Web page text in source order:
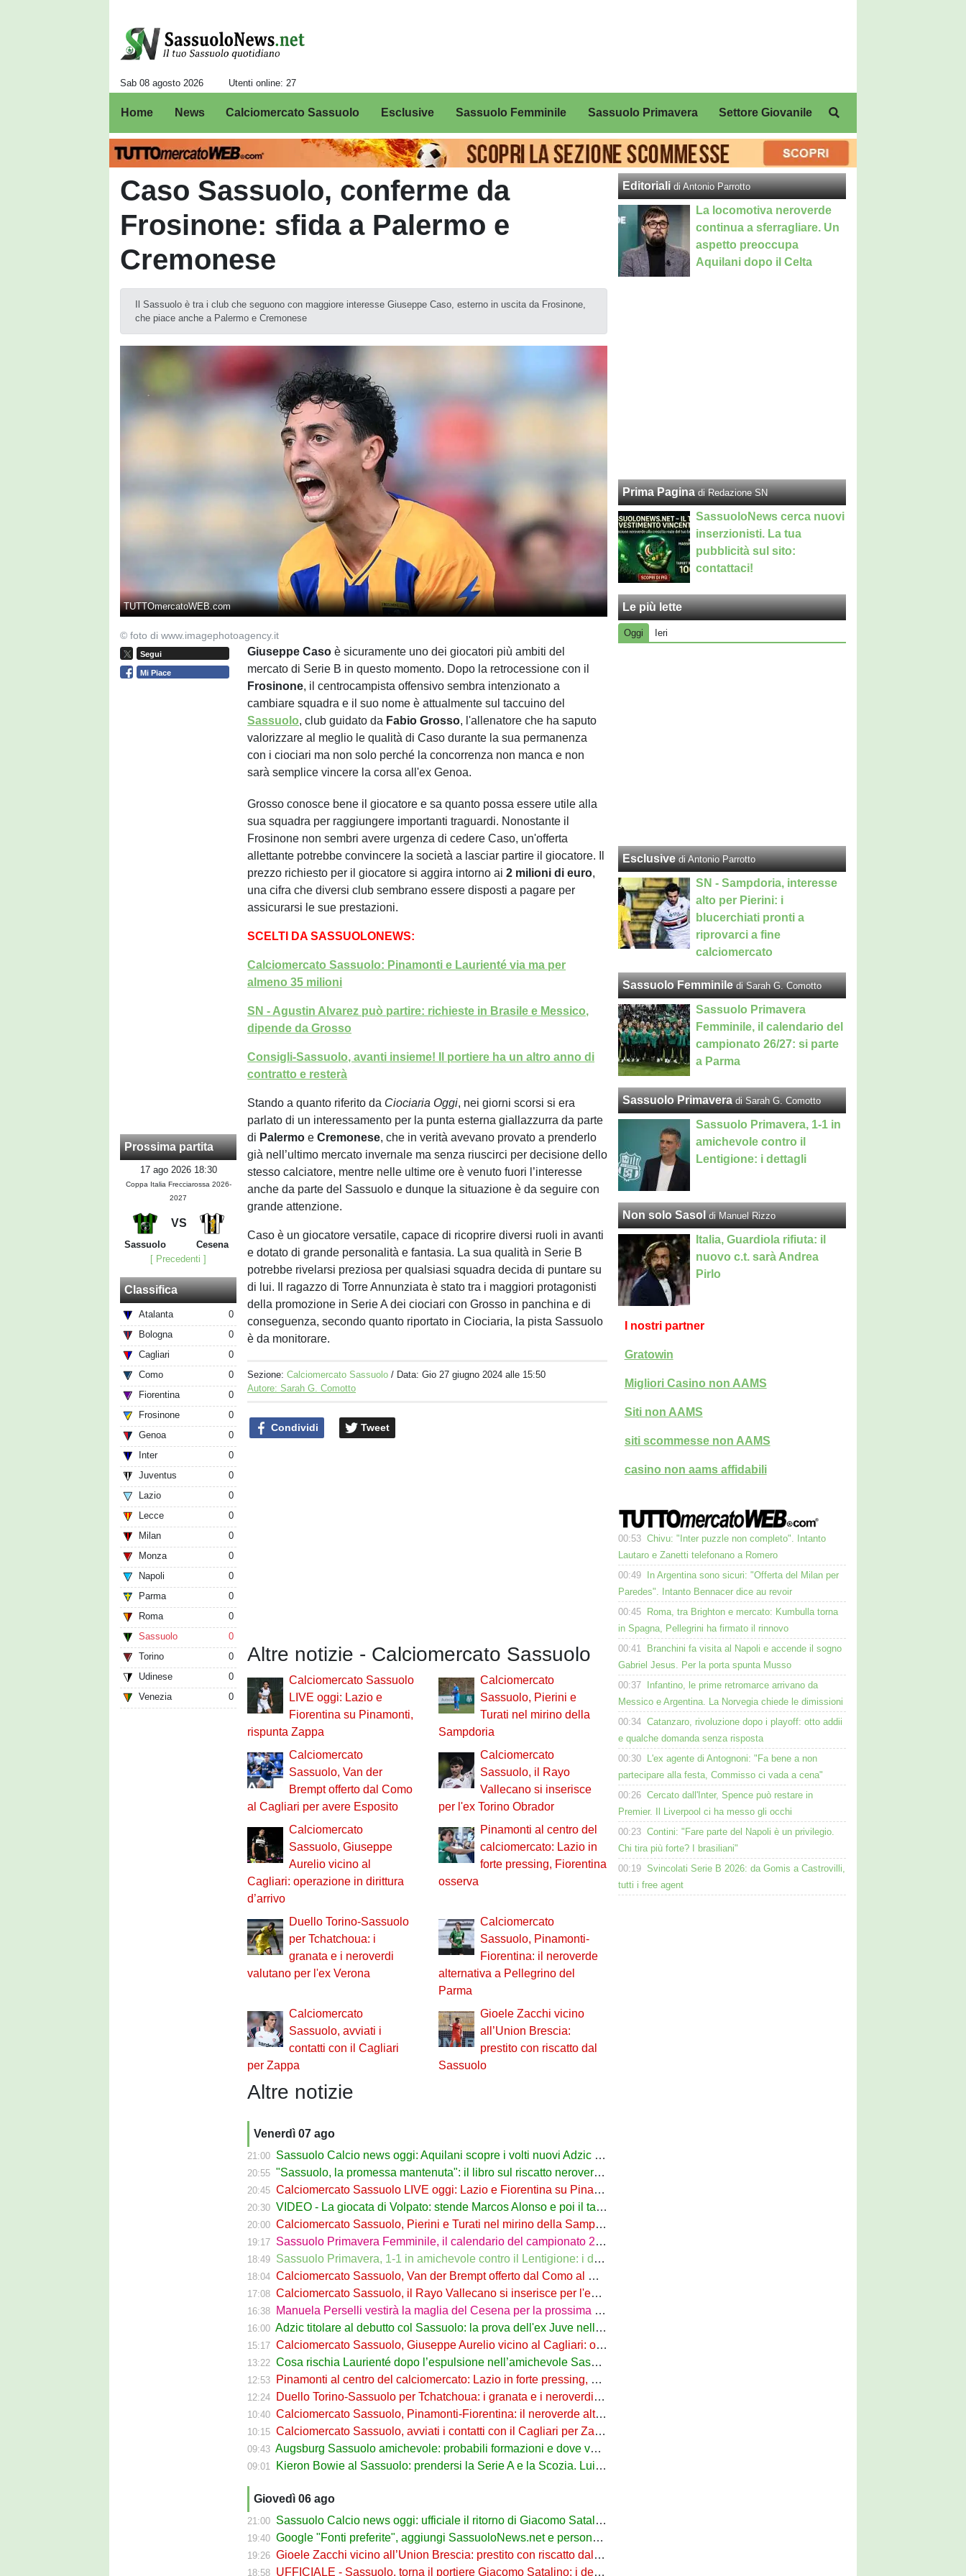
Sab 08 agosto 2026 Utenti online: 27
Home News Calciomercato Sassuolo Esclusive Sassuolo Femminile Sassuolo Primavera Settore Giovanile
Caso Sassuolo, conferme da
Frosinone: sfida a Palermo e
Cremonese
Il Sassuolo è tra i club che seguono con maggiore interesse Giuseppe Caso, esterno in uscita da Frosinone,
che piace anche a Palermo e Cremonese
TUTTOmercatoWEB.com
© foto di www.imagephotoagency.it
Segui
Mi Piace
Prossima partita
17 ago 2026 18:30
Coppa Italia Frecciarossa 2026-
2027
VS
Sassuolo
Cesena
[ Precedenti ]
Classifica
Atalanta
0
Bologna
0
Cagliari
0
Como
0
Fiorentina
0
Frosinone
0
Genoa
0
Inter
0
Juventus
0
Lazio
0
Lecce
0
Milan
0
Monza
0
Napoli
0
Parma
0
Roma
0
Sassuolo
0
Torino
0
Udinese
0
Venezia
0
Giuseppe Caso è sicuramente uno dei giocatori più ambiti del
mercato di Serie B in questo momento. Dopo la retrocessione con il
Frosinone, il centrocampista offensivo sembra intenzionato a
cambiare squadra e il suo nome è attualmente sul taccuino del
Sassuolo, club guidato da Fabio Grosso, l'allenatore che ha saputo
valorizzare al meglio le qualità di Caso durante la sua permanenza
con i ciociari ma non solo perché la concorrenza non manca e non
sarà semplice vincere la corsa all'ex Genoa.
Grosso conosce bene il giocatore e sa quanto possa essere utile alla
sua squadra per raggiungere importanti traguardi. Nonostante il
Frosinone non sembri avere urgenza di cedere Caso, un'offerta
allettante potrebbe convincere la società a lasciar partire il giocatore. Il
prezzo richiesto per il giocatore si aggira intorno ai2 milioni di euro,
una cifra che diversi club sembrano essere disposti a pagare per
assicurarsi le sue prestazioni.
SCELTI DA SASSUOLONEWS:
Calciomercato Sassuolo: Pinamonti e Laurienté via ma per
almeno 35 milioni
SN - Agustin Alvarez può partire: richieste in Brasile e Messico,
dipende da Grosso
Consigli-Sassuolo, avanti insieme! Il portiere ha un altro anno di
contratto e resterà
Stando a quanto riferito da Ciociaria Oggi, nei giorni scorsi si era
parlato di un interessamento per la punta esterna giallazzurra da parte
di Palermo eCremonese, che in verità avevano provato a prenderlo
già nell’ultimo mercato invernale ma senza riuscirci per decisione dello
stesso calciatore, mentre nelle ultime ore è venuto fuori l’interesse
anche da parte del Sassuolo e dunque la situazione è da seguire con
grande attenzione.
Caso è un giocatore versatile, capace di ricoprire diversi ruoli in avanti
e dotato di grande personalità e fantasia. La sua qualità in Serie B
potrebbe rivelarsi preziosa per qualsiasi squadra decida di puntare su
di lui. I
l ragazzo di Torre Annunziata è stato tra i maggiori protagonisti
della promozione in Serie A dei ciociari con Grosso in panchina e di
conseguenza, secondo quanto riportato in Ciociaria, la pista Sassuolo
è da monitorare.
Sezione:Calciomercato Sassuolo / Data:Gio 27 giugno 2024 alle 15:50
Autore: Sarah G. Comotto
Condividi Tweet
Altre notizie - Calciomercato Sassuolo
Calciomercato Sassuolo
LIVE oggi: Lazio e
Fiorentina su Pinamonti,
rispunta Zappa
Calciomercato
Sassuolo, Pierini e
Turati nel mirino della
Sampdoria
Calciomercato
Sassuolo, Van der
Brempt offerto dal Como
al Cagliari per avere Esposito
Calciomercato
Sassuolo, il Rayo
Vallecano si inserisce
per l'ex Torino Obrador
Calciomercato
Sassuolo, Giuseppe
Aurelio vicino al
Cagliari: operazione in dirittura
d’arrivo
Pinamonti al centro del
calciomercato: Lazio in
forte pressing, Fiorentina
osserva
Duello Torino-Sassuolo
per Tchatchoua: i
granata e i neroverdi
valutano per l'ex Verona
Calciomercato
Sassuolo, Pinamonti-
Fiorentina: il neroverde
alternativa a Pellegrino del
Parma
Calciomercato
Sassuolo, avviati i
contatti con il Cagliari
per Zappa
Gioele Zacchi vicino
all’Union Brescia:
prestito con riscatto dal
Sassuolo
Altre notizie
Venerdì 07 ago
21:00 Sassuolo Calcio news oggi: Aquilani scopre i volti nuovi Adzic e Bowie
20:55 "Sassuolo, la promessa mantenuta": il libro sul riscatto neroverde su Amazon e in libreria
20:45 Calciomercato Sassuolo LIVE oggi: Lazio e Fiorentina su Pinamonti, rispunta Zappa
20:30 VIDEO - La giocata di Volpato: stende Marcos Alonso e poi il tacco per il gol di Bakola
20:00 Calciomercato Sassuolo, Pierini e Turati nel mirino della Sampdoria
19:17 Sassuolo Primavera Femminile, il calendario del campionato 26/27: si parte a Parma
18:49 Sassuolo Primavera, 1-1 in amichevole contro il Lentigione: i dettagli
18:04 Calciomercato Sassuolo, Van der Brempt offerto dal Como al Cagliari per avere Esposito
17:08 Calciomercato Sassuolo, il Rayo Vallecano si inserisce per l'ex Torino Obrador
16:38 Manuela Perselli vestirà la maglia del Cesena per la prossima stagione
16:00 Adzic titolare al debutto col Sassuolo: la prova dell'ex Juve nell'1-4 col Celta
15:17 Calciomercato Sassuolo, Giuseppe Aurelio vicino al Cagliari: operazione in dirittura d’arrivo
13:22 Cosa rischia Laurienté dopo l’espulsione nell’amichevole Sassuolo-Celta Vigo
12:53 Pinamonti al centro del calciomercato: Lazio in forte pressing, Fiorentina osserva
12:24 Duello Torino-Sassuolo per Tchatchoua: i granata e i neroverdi valutano per l'ex Verona
10:40 Calciomercato Sassuolo, Pinamonti-Fiorentina: il neroverde alternativa a Pellegrino del Parma
10:15 Calciomercato Sassuolo, avviati i contatti con il Cagliari per Zappa
09:43 Augsburg Sassuolo amichevole: probabili formazioni e dove vederla in tv e streaming
09:01 Kieron Bowie al Sassuolo: prendersi la Serie A e la Scozia. Lui o Pinamonti: chi sarà titolare
Giovedì 06 ago
21:00 Sassuolo Calcio news oggi: ufficiale il ritorno di Giacomo Satalino a un mese dall'addio
19:40 Google "Fonti preferite", aggiungi SassuoloNews.net e personalizza le tue notizie
19:26 Gioele Zacchi vicino all’Union Brescia: prestito con riscatto dal Sassuolo
18:58 UFFICIALE - Sassuolo, torna il portiere Giacomo Satalino: i dettagli
Editoriali di Antonio Parrotto
La locomotiva neroverde
continua a sferragliare. Un
aspetto preoccupa
Aquilani dopo il Celta
Prima Pagina di Redazione SN
SassuoloNews cerca nuovi
inserzionisti. La tua
pubblicità sul sito:
contattaci!
Le più lette
Oggi Ieri
Esclusive di Antonio Parrotto
SN - Sampdoria, interesse
alto per Pierini: i
blucerchiati pronti a
riprovarci a fine
calciomercato
Sassuolo Femminile di Sarah G. Comotto
Sassuolo Primavera
Femminile, il calendario del
campionato 26/27: si parte
a Parma
Sassuolo Primavera di Sarah G. Comotto
Sassuolo Primavera, 1-1 in
amichevole contro il
Lentigione: i dettagli
Non solo Sasol di Manuel Rizzo
Italia, Guardiola rifiuta: il
nuovo c.t. sarà Andrea
Pirlo
I nostri partner
Gratowin
Migliori Casino non AAMS
Siti non AAMS
siti scommesse non AAMS
casino non aams affidabili
00:53 Chivu: "Inter puzzle non completo". Intanto
Lautaro e Zanetti telefonano a Romero
00:49
In Argentina sono sicuri: "Offerta del Milan per
Paredes". Intanto Bennacer dice au revoir
00:45
Roma, tra Brighton e mercato: Kumbulla torna
in Spagna, Pellegrini ha firmato il rinnovo
00:41
Branchini fa visita al Napoli e accende il sogno
Gabriel Jesus. Per la porta spunta Musso
00:37
Infantino, le prime retromarce arrivano da
Messico e Argentina. La Norvegia chiede le dimissioni
00:34 Catanzaro, rivoluzione dopo i playoff: otto addii
e qualche domanda senza risposta
00:30
L'ex agente di Antognoni: "Fa bene a non
partecipare alla festa, Commisso ci vada a cena"
00:26 Cercato dall'Inter, Spence può restare in
Premier. Il Liverpool ci ha messo gli occhi
00:23 Contini: "Fare parte del Napoli è un privilegio.
Chi tira più forte? I brasiliani"
00:19 Svincolati Serie B 2026: da Gomis a Castrovilli,
tutti i free agent